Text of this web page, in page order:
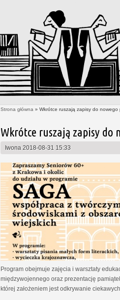
Strona główna » Wkrótce ruszają zapisy do nowego
Wkrótce ruszają zapisy do
Iwona 2018-08-31 15:33
Program obejmuje zajęcia i warsztaty
międzywojennego oraz prezentację
której założeniem jest odkrywanie